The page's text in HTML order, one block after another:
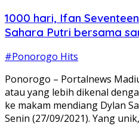
1000 hari, Ifan
Sahara Putri bersama
#Ponorogo Hits
Ponorogo – Portalnews
atau yang lebih dikenal
ke makam mendiang Dylan
Senin (27/09/2021). Yang